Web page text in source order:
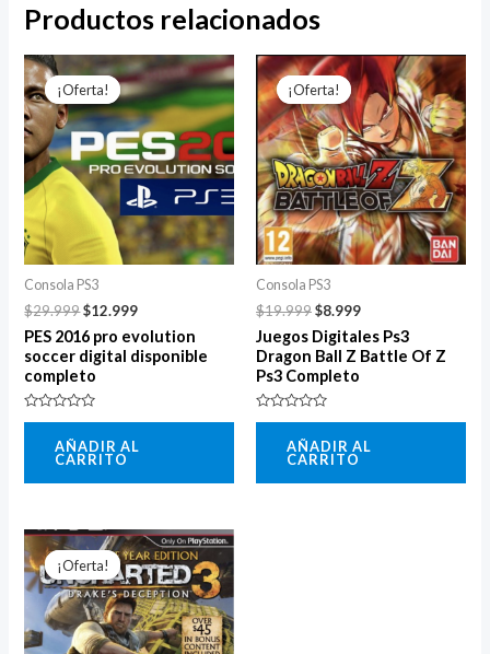
Productos relacionados
¡Oferta!
¡Oferta!
Consola PS3
$29.999
precio
original
era:
$29.999.
$12.999
El
precio
actual
es:
$12.999.
PES 2016 pro evolution
soccer digital disponible
completo
Valorado
AÑADIR AL
CARRITO
¡Oferta!
¡Oferta!
Consola PS3
$19.999
El
precio
original
era:
$19.999.
$8.999
El
precio
actual
es:
$8.999.
Juegos Digitales Ps3
Dragon Ball Z Battle Of Z
Ps3 Completo
Valorado
AÑADIR AL
CARRITO
¡Oferta!
¡Oferta!
El
precio
original
era:
$22.000.
El
precio
actual
es:
$12.000.